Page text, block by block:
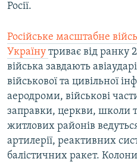
Росії.
Російське масштабне
Україну триває від ранку
війська завдають
військової та цивільної
аеродроми, військові
заправки, церкви, школи
житлових районів
артилерії, реактивних
балістичних ракет.